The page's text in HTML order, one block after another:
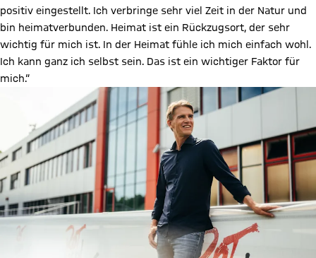
positiv eingestellt. Ich verbringe sehr viel Zeit in der Natur und
bin heimatverbunden. Heimat ist ein Rückzugsort, der sehr
wichtig für mich ist. In der Heimat fühle ich mich einfach wohl.
Ich kann ganz ich selbst sein. Das ist ein wichtiger Faktor für
mich.“